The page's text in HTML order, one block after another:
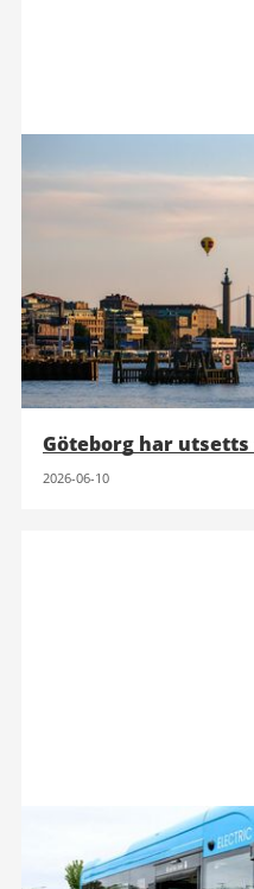
Göteborg har
2026-06-10